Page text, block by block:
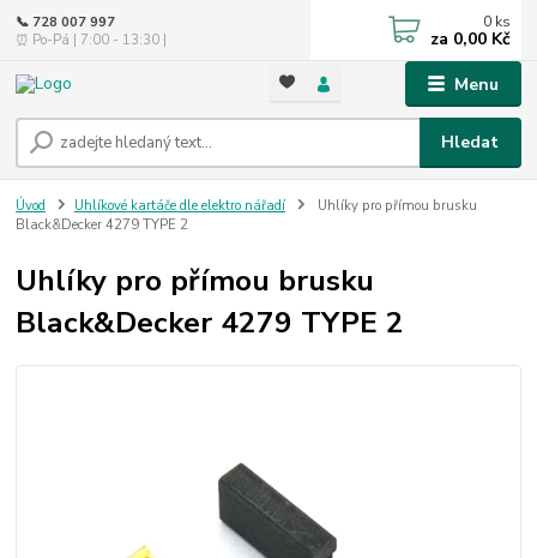
Menu
Hledat
📞 728 007 997
⏰ Po-Pá | 7:00 - 13:30 |
0 ks
za 0,00 Kč
Úvod Uhlíkové kartáče dle elektro nářadí
Uhlíky pro přímou brusku
Black&Decker 4279 TYPE 2
Uhlíky pro přímou brusku
Black&Decker 4279 TYPE 2